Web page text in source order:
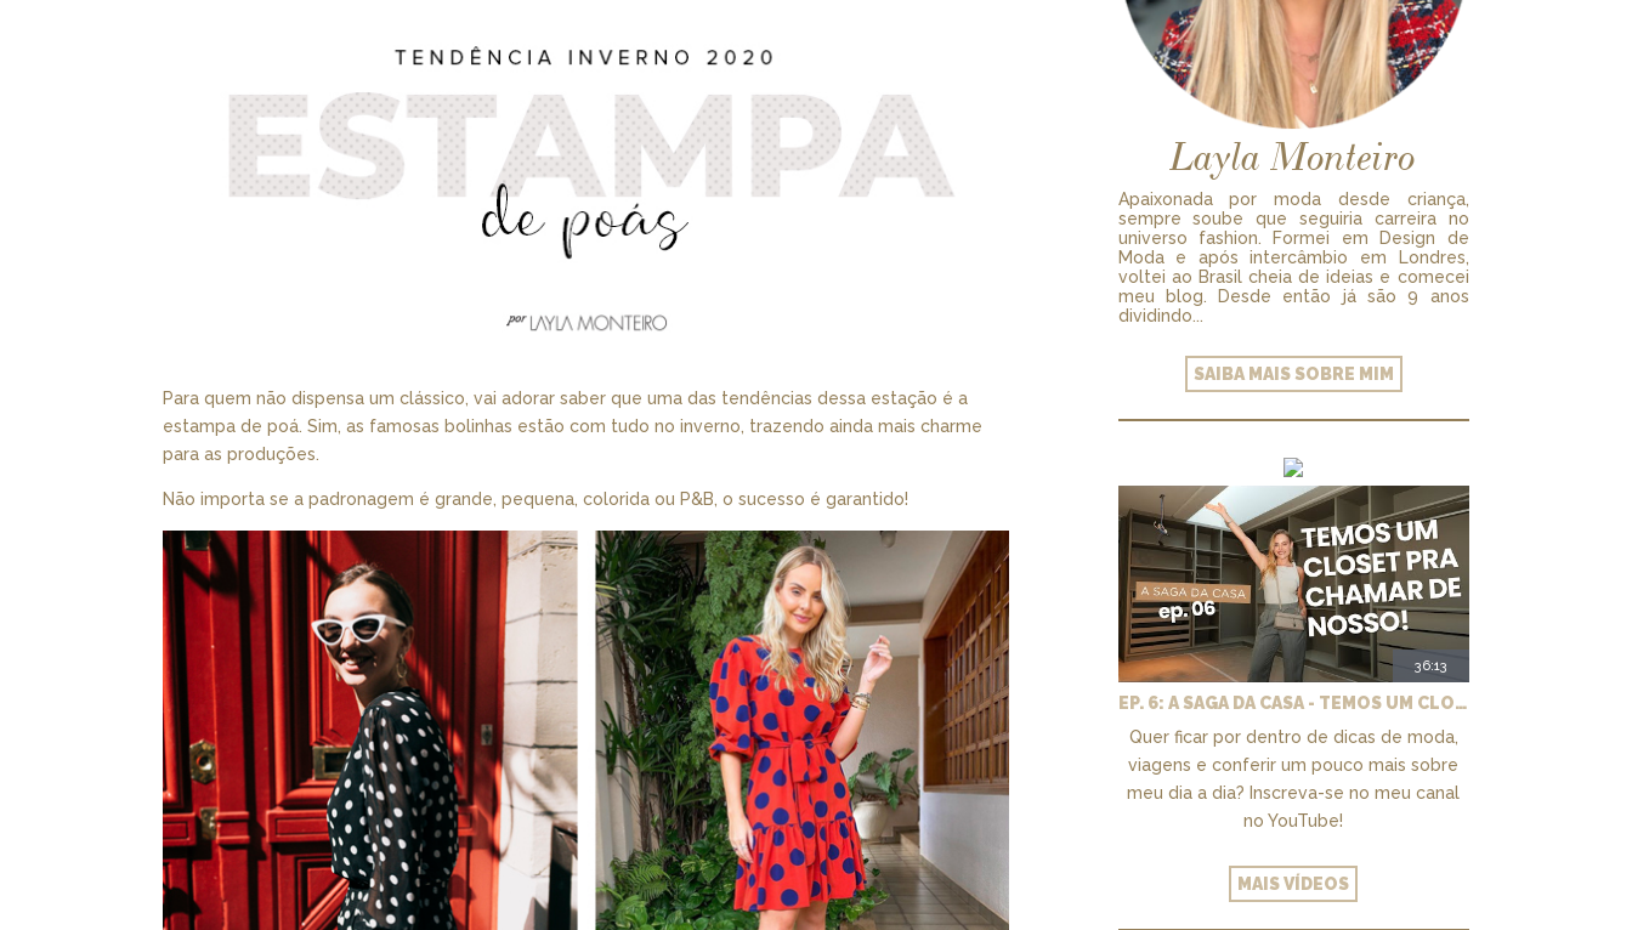
Para quem não dispensa um clássico, vai adorar saber que uma das tendências dessa estação é a
estampa de poá. Sim, as famosas bolinhas estão com tudo no inverno, trazendo ainda mais charme
para as produções.
Não importa se a padronagem é grande, pequena, colorida ou P&B, o sucesso é garantido!
Layla Monteiro
Apaixonada por moda desde criança,
sempre soube que seguiria carreira no
universo fashion. Formei em Design de
Moda e após intercâmbio em Londres,
voltei ao Brasil cheia de ideias e comecei
meu blog. Desde então já são 9 anos
dividindo...
SAIBA MAIS SOBRE MIM
36:13
EP. 6: A SAGA DA CASA - TEMOS UM CLOSET PRA CHAMAR DE NOSSO + MARCENARIA E PAISAGISMO
Quer ficar por dentro de dicas de moda,
viagens e conferir um pouco mais sobre
meu dia a dia? Inscreva-se no meu canal
no YouTube!
MAIS VÍDEOS